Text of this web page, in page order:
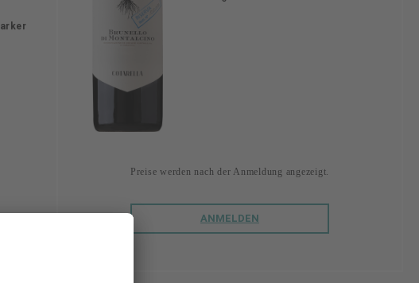
Preise werden nach der Anmeldung angezeigt.
ANMELDEN